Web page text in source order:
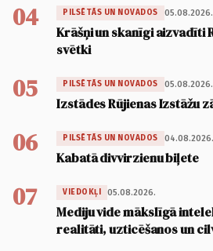
04 PILSĒTĀS UN NOVADOS 05.08.2026.
Krāšņi un skanīgi aizvadīti
svētki
05 PILSĒTĀS UN NOVADOS 05.08.2026.
Izstādes Rūjienas Izstāžu
06 PILSĒTĀS UN NOVADOS 04.08.2026.
Kabatā divvirzienu biļete
07 VIEDOKĻI 05.08.2026.
Mediju vide mākslīgā
realitāti, uzticēšanos un